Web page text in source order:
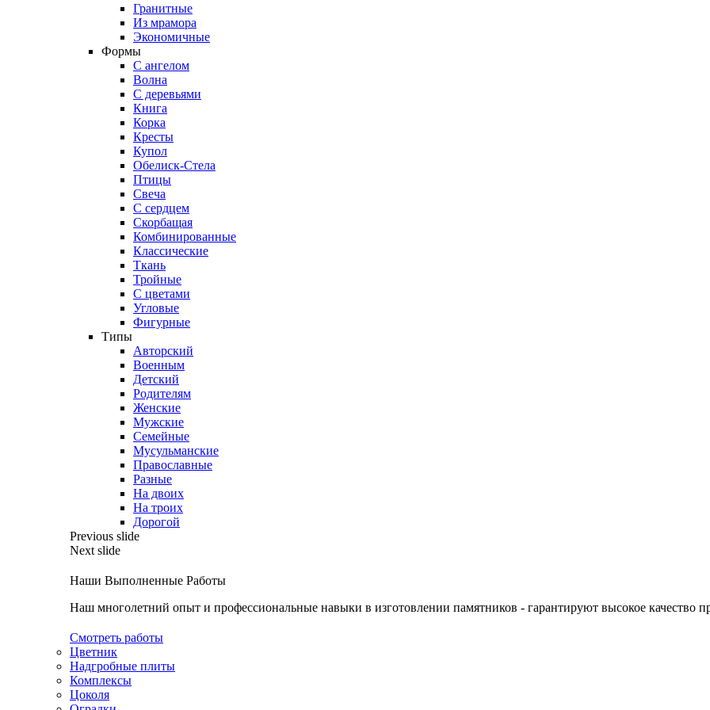
Гранитные
Из мрамора
Экономичные
Формы
С ангелом
Волна
С деревьями
Книга
Корка
Кресты
Купол
Обелиск-Стела
Птицы
Свеча
С сердцем
Скорбащая
Комбинированные
Классические
Ткань
Тройные
С цветами
Угловые
Фигурные
Типы
Авторский
Военным
Детский
Родителям
Женские
Мужские
Семейные
Мусульманские
Православные
Разные
На двоих
На троих
Дорогой
Previous slide
Next slide
Наши Выполненные Работы
Наш многолетний опыт и профессиональные навыки в изготовлении памятников - гарантируют высокое качество
Смотреть работы
Цветник
Надгробные плиты
Комплексы
Цоколя